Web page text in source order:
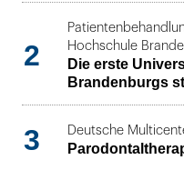
2
Hochschule
Die erste
Brandenburgs
3 Deutsche